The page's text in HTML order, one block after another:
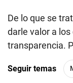
De lo que se
darle valor a
transparencia.
Seguir temas